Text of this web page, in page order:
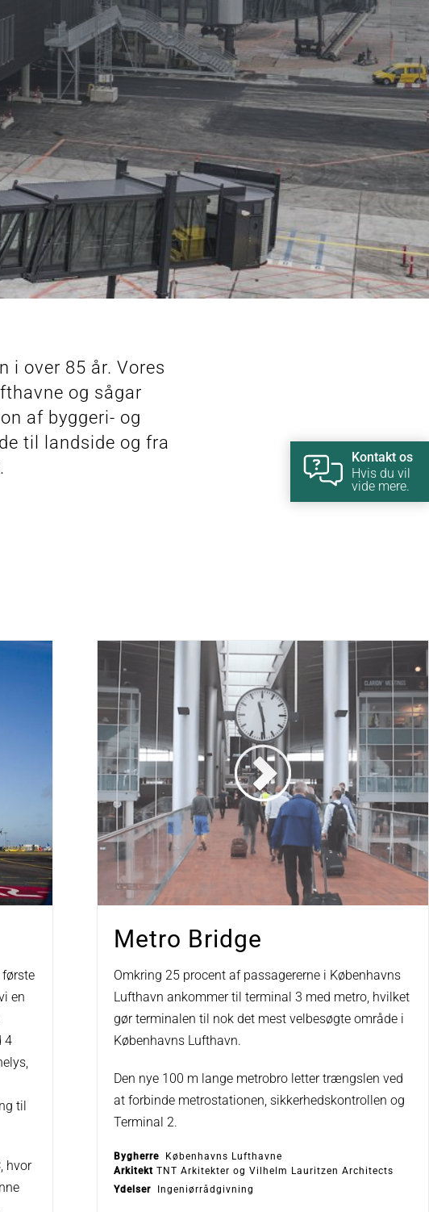
i over 85 år. Vores
og sågar
af byggeri- og
til landside og fra
første
en
4
til
hvor
Metro Bridge
Omkring 25 procent af passagererne i Københavns
Lufthavn ankommer til terminal 3 med metro, hvilket
gør terminalen til nok det mest velbesøgte område i
Københavns Lufthavn.
Den nye 100 m lange metrobro letter trængslen ved
at forbinde metrostationen, sikkerhedskontrollen og
Terminal 2.
BygherreKøbenhavns Lufthavne
ArkitektTNT Arkitekter og Vilhelm Lauritzen Architects
YdelserIngeniørrådgivning
Kontakt os
Hvis du vil
vide mere.